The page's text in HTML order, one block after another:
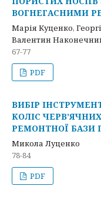
ВОГНЕГАСНИМИ
Марія Куценко,
Валентин
67-77
PDF
ВИБІР
КОЛІС
РЕМОНТНОЇ БАЗИ
Микола Луценко
78-84
PDF